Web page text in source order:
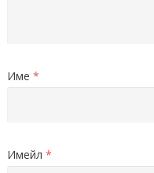
Име *
Имейл *